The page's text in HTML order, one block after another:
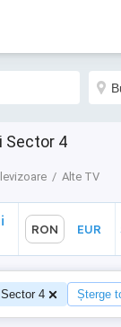
Sector 4
Alte TV
RON EUR
Sector 4 Șterge